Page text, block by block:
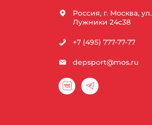
Россия, г. Москва, ул.
Лужники 24с38
+7 (495) 777-77-77
depsport@mos.ru